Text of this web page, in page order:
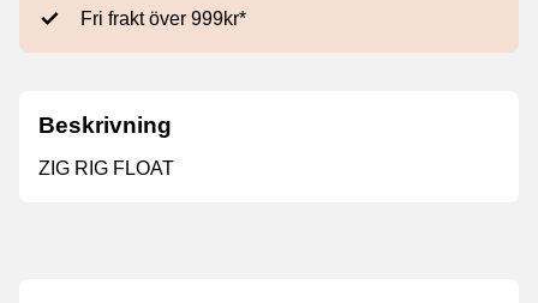
Fri frakt över 999kr*
Beskrivning
ZIG RIG FLOAT